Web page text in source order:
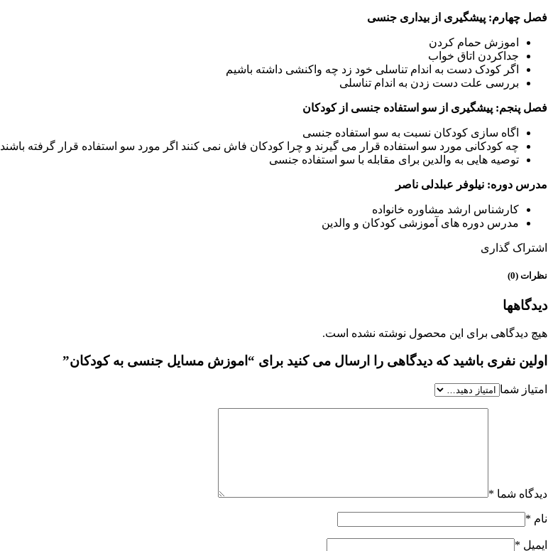
فصل چهارم: پیشگیری از بیداری جنسی
اموزش حمام کردن
جداکردن اتاق خواب
اگر کودک دست به اندام تناسلی خود زد چه واکنشی داشته باشیم
بررسی علت دست زدن به اندام تناسلی
فصل پنجم: پیشگیری از سو استفاده جنسی از کودکان
اگاه سازی کودکان نسبت به سو استفاده جنسی
چه کودکانی مورد سو استفاده قرار می گیرند و چرا کودکان فاش نمی کنند اگر مورد سو استفاده قرار گرفته باشند
توصیه هایی به والدین برای مقابله با سو استفاده جنسی
مدرس دوره: نیلوفر عبلدلی ناصر
کارشناس ارشد مشاوره خانواده
مدرس دوره های آموزشی کودکان و والدین
اشتراک گذاری
نظرات (0)
دیدگاهها
هیچ دیدگاهی برای این محصول نوشته نشده است.
اولین نفری باشید که دیدگاهی را ارسال می کنید برای “اموزش مسایل جنسی به کودکان”
امتیاز شما
دیدگاه شما *
نام *
ایمیل *